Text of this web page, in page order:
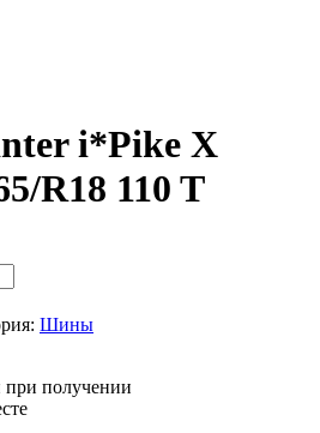
i*Pike X
R18 110 T
Шины
получении